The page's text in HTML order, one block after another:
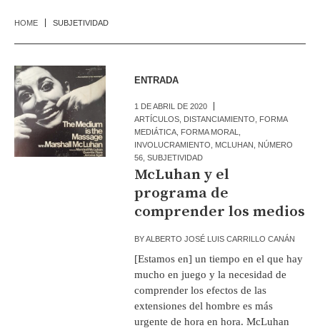
HOME SUBJETIVIDAD
ENTRADA
1 DE ABRIL DE 2020
ARTÍCULOS DISTANCIAMIENTO
FORMA
MEDIÁTICA FORMA MORAL
INVOLUCRAMIENTO
MCLUHAN
NÚMERO
56 ,SUBJETIVIDAD
McLuhan y el
programa de
comprender los medios
BYALBERTO JOSÉ LUIS CARRILLO CANÁN
[Estamos en] un tiempo en el que hay
mucho en juego y la necesidad de
comprender los efectos de las
extensiones del hombre es más
urgente de hora en hora. McLuhan